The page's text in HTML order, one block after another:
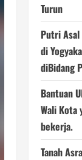
Turun
Putri Asal
di
diBidang
Bantuan
Wali Kota
bekerja.
Tanah